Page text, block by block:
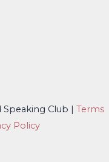
Club | Terms
Policy